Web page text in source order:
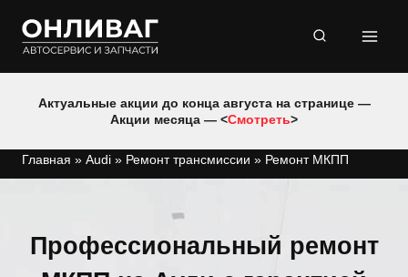
содержимому
Актуальные акции до конца августа на странице —
Акции месяца — <Смотреть>
Главная » Audi » Ремонт трансмиссии » Ремонт МКПП
Профессиональный ремонт